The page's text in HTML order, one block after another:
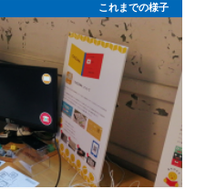
これまでの様子